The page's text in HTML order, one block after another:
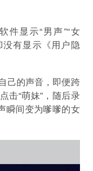
件显示“男声”“女
没有显示《用户隐
己的声音，即便跨
击“萌妹”，随后录
瞬间变为嗲嗲的女